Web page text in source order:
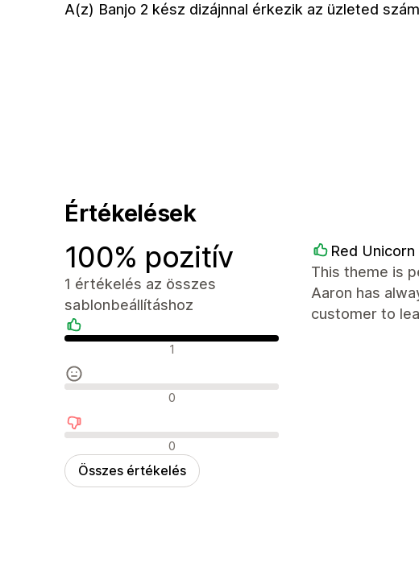
A(z) Banjo 2 kész dizájnnal érkezik az üzleted
Értékelések
100% pozitív
1 értékelés az összes
sablonbeállításhoz
Pozitív értékelések
1
Semleges értékelések
0
Negatív értékelések
0
Összes értékelés
Red
This theme is
Aaron has
customer to